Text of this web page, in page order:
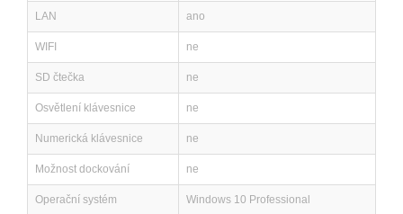
LAN ano
WIFI ne
SD čtečka ne
Osvětlení klávesnice ne
Numerická klávesnice ne
Možnost dockování ne
Operační systém Windows 10 Professional